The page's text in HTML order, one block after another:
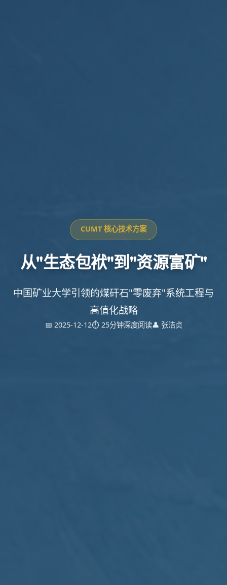
CUMT 核心技术方案
从"生态包袱"到"资源富矿"
中国矿业大学引领的煤矸石"零废弃"系统工程与
高值化战略
📅 2025-12-12⏱️ 25分钟深度阅读👤 张洁贞